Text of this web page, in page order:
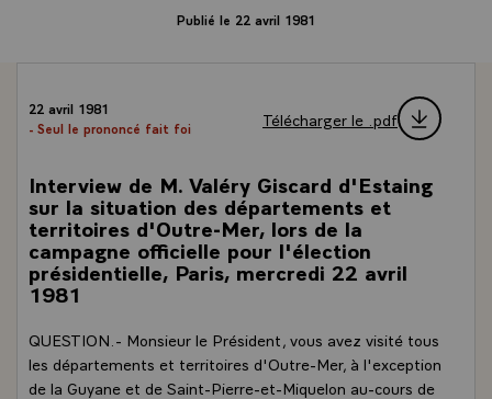
Publié le 22 avril 1981
22 avril 1981
- Seul le prononcé fait foi
Télécharger le .pdf
Interview de M. Valéry Giscard d'Estaing
sur la situation des départements et
territoires d'Outre-Mer, lors de la
campagne officielle pour l'élection
présidentielle, Paris, mercredi 22 avril
1981
QUESTION.- Monsieur le Président, vous avez visité tous
les départements et territoires d'Outre-Mer, à l'exception
de la Guyane et de Saint-Pierre-et-Miquelon au-cours de